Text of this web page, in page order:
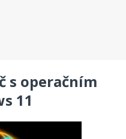
s operačním
11